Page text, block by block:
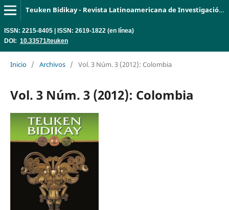
Teuken Bidikay - Revista Latinoamericana de Investigación en Organizaciones, Ambiente y Sociedad
ISSN: 2215-8405 | ISSN: 2619-1822 (en línea)
DOI: 10.33571/teuken
Inicio / Archivos / Vol. 3 Núm. 3 (2012): Colombia
Vol. 3 Núm. 3 (2012): Colombia